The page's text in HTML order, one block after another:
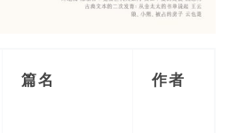
篇名 作者